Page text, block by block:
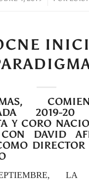
2019-
Y CORO
CON DAVID
DIRECTOR
LA